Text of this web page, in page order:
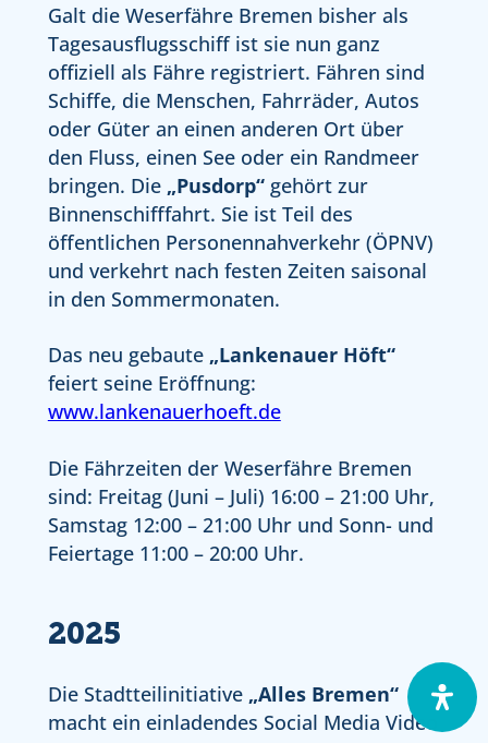
Galt die Weserfähre Bremen bisher als
Tagesausflugsschiff ist sie nun ganz
offiziell als Fähre registriert. Fähren sind
Schiffe, die Menschen, Fahrräder, Autos
oder Güter an einen anderen Ort über
den Fluss, einen See oder ein Randmeer
bringen. Die „Pusdorp“gehört zur
Binnenschifffahrt. Sie ist Teil des
öffentlichen Personennahverkehr (ÖPNV)
und verkehrt nach festen Zeiten saisonal
in den Sommermonaten.
Das neu gebaute „Lankenauer Höft“
feiert seine Eröffnung:
www.lankenauerhoeft.de
Die Fährzeiten der Weserfähre Bremen
sind: Freitag (Juni – Juli) 16:00 – 21:00 Uhr,
Samstag 12:00 – 21:00 Uhr und Sonn- und
Feiertage 11:00 – 20:00 Uhr.
2025
Die Stadtteilinitiative„Alles Bremen“
macht ein einladendes Social Media Video